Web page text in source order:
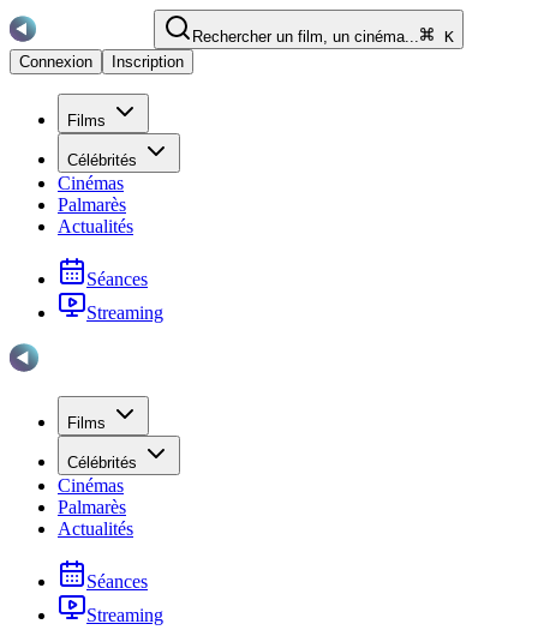
Rechercher un film, un cinéma...
K
Connexion
Inscription
Films
Célébrités
Cinémas
Palmarès
Actualités
Séances
Streaming
Films
Célébrités
Cinémas
Palmarès
Actualités
Séances
Streaming